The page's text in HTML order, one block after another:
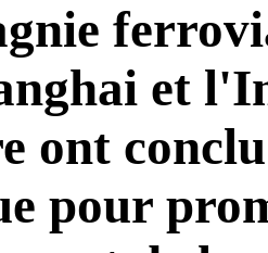
et
ont
pour